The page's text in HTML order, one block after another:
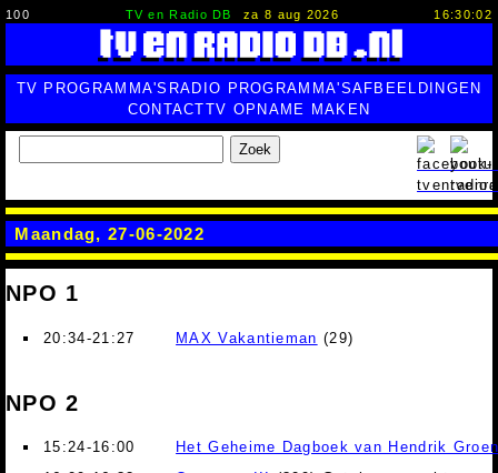
100 TV en Radio DB za 8 aug 2026 16:30:03
TV PROGRAMMA'S RADIO PROGRAMMA'SAFBEELDINGEN
CONTACTTV OPNAME MAKEN
Zoek
Maandag, 27-06-2022
NPO 1
20:34-21:27 MAX Vakantieman (29)
NPO 2
15:24-16:00
Het Geheime Dagboek van Hendrik